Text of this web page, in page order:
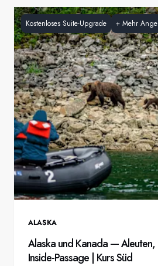
Kostenloses Suite-Upgrade + Mehr
ALASKA
Alaska und Kanada — Aleuten,
Inside-Passage | Kurs Süd